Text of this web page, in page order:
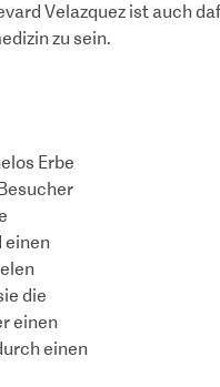
Velazquez ist auch
zu sein.
Erbe
einen
die
einen
einen